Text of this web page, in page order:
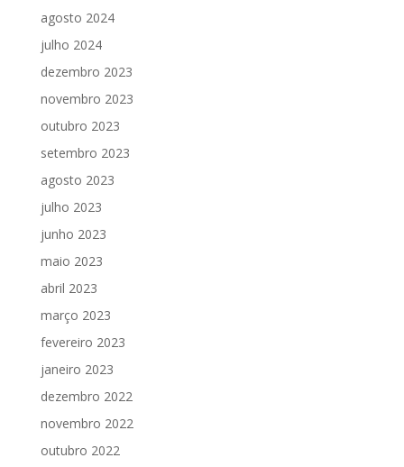
agosto 2024
julho 2024
dezembro 2023
novembro 2023
outubro 2023
setembro 2023
agosto 2023
julho 2023
junho 2023
maio 2023
abril 2023
março 2023
fevereiro 2023
janeiro 2023
dezembro 2022
novembro 2022
outubro 2022